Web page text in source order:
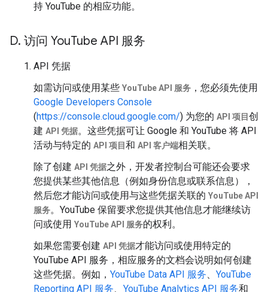
持 YouTube 的相应功能。
D. 访问 YouTube API 服务
API 凭据
如需访问或使用某些 YouTube API 服务 ，您必须先使用
Google Developers Console
(https://console.cloud.google.com/) 为您的 API 项目 创
建 API 凭据。这些凭据可让 Google 和 YouTube 将 API
活动与特定的 API 项目 和 API 客户端相关联。
除了创建 API 凭据之外，开发者控制台可能还会要求
您提供某些其他信息（例如身份信息或联系信息），
然后您才能访问或使用与这些凭据关联的 YouTube API
服务。YouTube 保留要求您提供其他信息才能继续访
问或使用 YouTube API 服务的权利。
如果您需要创建 API 凭据才能访问或使用特定的
YouTube API 服务，相应服务的文档会说明如何创建
这些凭据。例如， YouTube Data API 服务、 YouTube
Reporting API 服务、 YouTube Analytics API 服务和